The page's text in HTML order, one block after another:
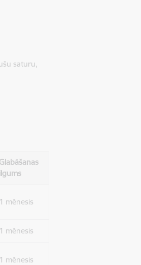
saturu,
Glabāšanas
ilgums
1 mēnesis
1 mēnesis
1 mēnesis